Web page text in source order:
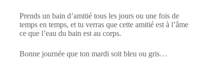
Prends un bain d’amitié tous les jours ou une fois de
temps en temps, et tu verras que cette amitié est à l’âme
ce que l’eau du bain est au corps.
Bonne journée que ton mardi soit bleu ou gris…